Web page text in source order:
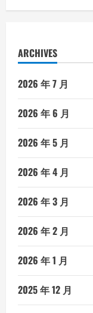
ARCHIVES
2026 年 7 月
2026 年 6 月
2026 年 5 月
2026 年 4 月
2026 年 3 月
2026 年 2 月
2026 年 1 月
2025 年 12 月